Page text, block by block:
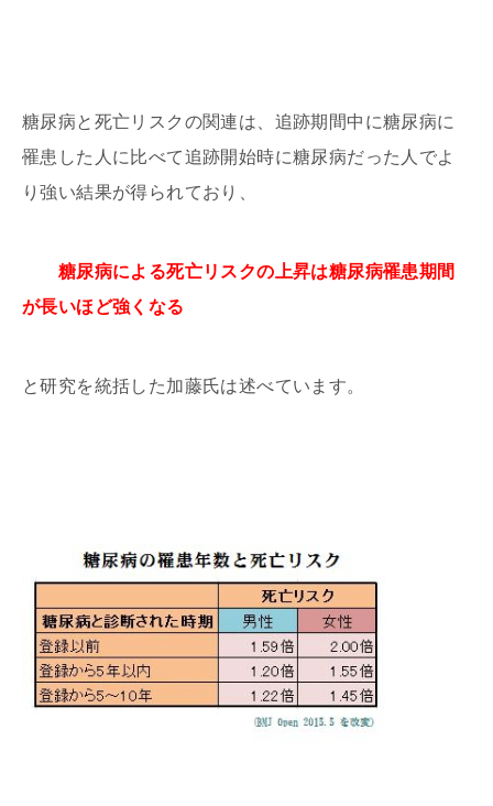
糖尿病と死亡リスクの関連は、追跡期間中に糖尿病に
罹患した人に比べて追跡開始時に糖尿病だった人でよ
り強い結果が得られており、
糖尿病による死亡リスクの上昇は糖尿病罹患期間
が長いほど強くなる
と研究を統括した加藤氏は述べています。